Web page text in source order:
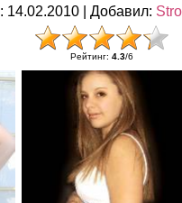
: 14.02.2010 | Добавил:
Рейтинг: 4.3/6